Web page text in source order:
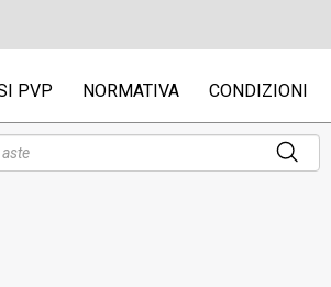
PVP NORMATIVA CONDIZIONI